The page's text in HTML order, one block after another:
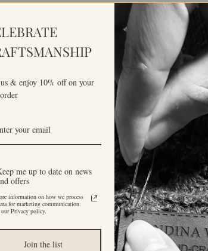
& enjoy 10% off on your
me up to date on news
offers
information on how we process
for marketing communication.
Privacy policy.
Join the list